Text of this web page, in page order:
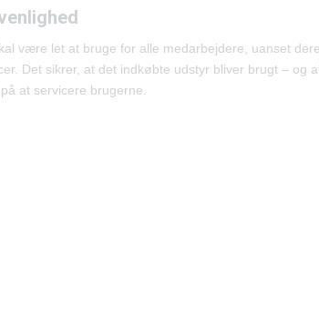
være let at bruge for alle medarbejdere, uanset
Det sikrer, at det indkøbte udstyr bliver brugt – og
at servicere brugerne.